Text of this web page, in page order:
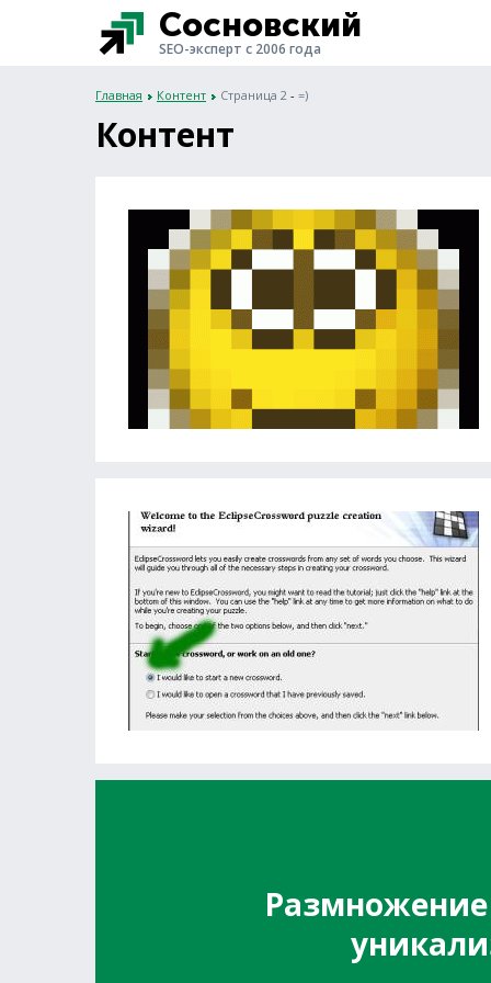
Сосновский
SEO-эксперт с 2006 года
Главная Контент Страница 2 - =)
Контент
Размножение